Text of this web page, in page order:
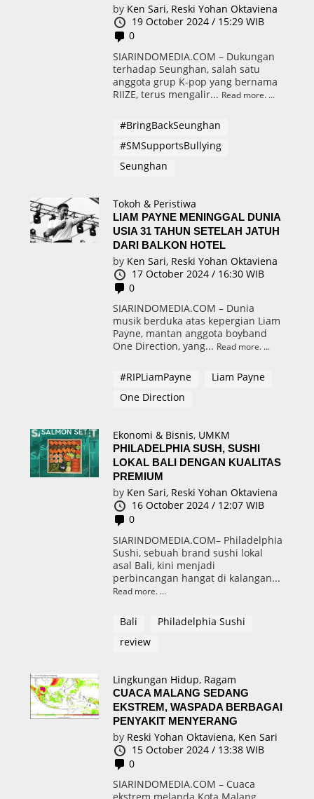
by Ken Sari, Reski Yohan Oktaviena
19 October 2024 / 15:29 WIB
0
SIARINDOMEDIA.COM – Dukungan
terhadap Seunghan, salah satu
anggota grup K-pop yang bernama
RIIZE, terus mengalir... Read more.
#BringBackSeunghan
#SMSupportsBullying
Seunghan
Tokoh & Peristiwa
LIAM PAYNE MENINGGAL DUNIA
USIA 31 TAHUN SETELAH JATUH
DARI BALKON HOTEL
by Ken Sari, Reski Yohan Oktaviena
17 October 2024 / 16:30 WIB
0
SIARINDOMEDIA.COM – Dunia
musik berduka atas kepergian Liam
Payne, mantan anggota boyband
One Direction, yang... Read more.
#RIPLiamPayne
Liam Payne
One Direction
Ekonomi & Bisnis, UMKM
PHILADELPHIA SUSH, SUSHI
LOKAL BALI DENGAN KUALITAS
PREMIUM
by Ken Sari, Reski Yohan Oktaviena
16 October 2024 / 12:07 WIB
0
SIARINDOMEDIA.COM– Philadelphia
Sushi, sebuah brand sushi lokal
asal Bali, kini menjadi
perbincangan hangat di kalangan...
Read more.
Bali
Philadelphia Sushi
review
Lingkungan Hidup, Ragam
CUACA MALANG SEDANG
EKSTREM, WASPADA BERBAGAI
PENYAKIT MENYERANG
by Reski Yohan Oktaviena, Ken Sari
15 October 2024 / 13:38 WIB
0
SIARINDOMEDIA.COM – Cuaca